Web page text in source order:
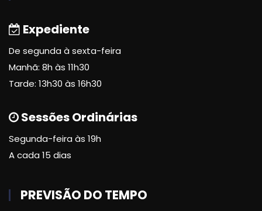
Expediente
De segunda à sexta-feira
Manhã: 8h às 11h30
Tarde: 13h30 às 16h30
Sessões Ordinárias
Segunda-feira às 19h
A cada 15 dias
PREVISÃO DO TEMPO